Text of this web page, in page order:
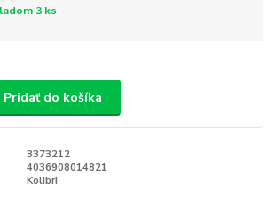
3 ks
Pridať do košíka
3373212
4036908014821
Kolibri